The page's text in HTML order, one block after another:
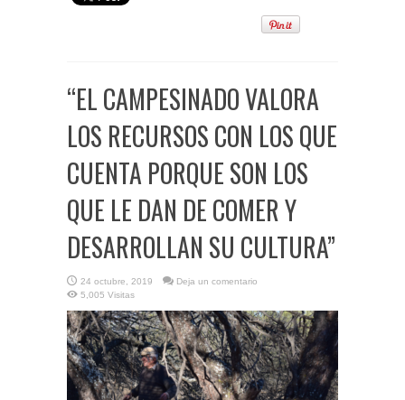
“EL CAMPESINADO VALORA
LOS RECURSOS CON LOS QUE
CUENTA PORQUE SON LOS
QUE LE DAN DE COMER Y
DESARROLLAN SU CULTURA”
24 octubre, 2019
Deja un comentario
5,005 Visitas